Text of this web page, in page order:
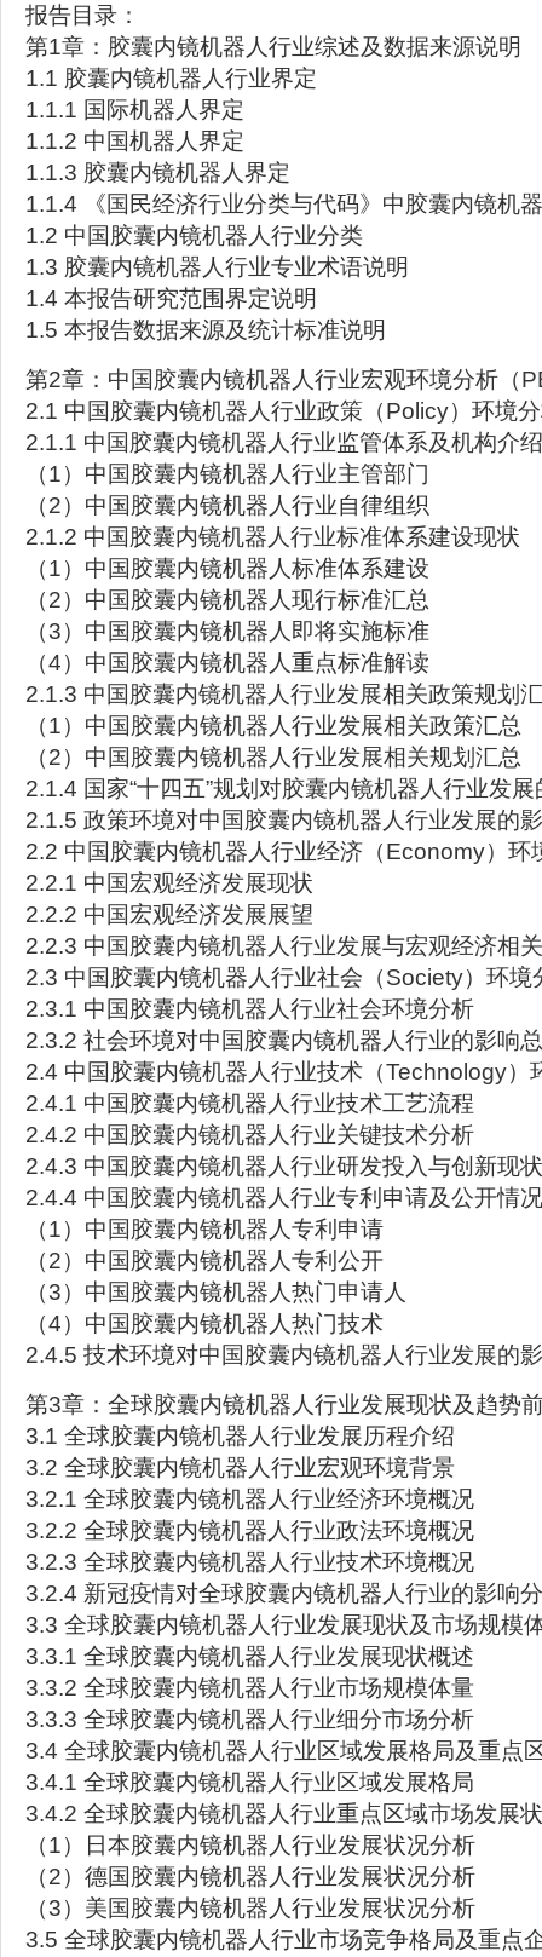
报告目录：
第1章：胶囊内镜机器人行业综述及数据来源说明
1.1 胶囊内镜机器人行业界定
1.1.1 国际机器人界定
1.1.2 中国机器人界定
1.1.3 胶囊内镜机器人界定
1.1.4 《国民经济行业分类与代码》中胶囊内镜机
1.2 中国胶囊内镜机器人行业分类
1.3 胶囊内镜机器人行业专业术语说明
1.4 本报告研究范围界定说明
1.5 本报告数据来源及统计标准说明
第2章：中国胶囊内镜机器人行业宏观环境分析（
2.1 中国胶囊内镜机器人行业政策（Policy）环境
2.1.1 中国胶囊内镜机器人行业监管体系及机构介绍
（1）中国胶囊内镜机器人行业主管部门
（2）中国胶囊内镜机器人行业自律组织
2.1.2 中国胶囊内镜机器人行业标准体系建设现状
（1）中国胶囊内镜机器人标准体系建设
（2）中国胶囊内镜机器人现行标准汇总
（3）中国胶囊内镜机器人即将实施标准
（4）中国胶囊内镜机器人重点标准解读
2.1.3 中国胶囊内镜机器人行业发展相关政策规划
（1）中国胶囊内镜机器人行业发展相关政策汇总
（2）中国胶囊内镜机器人行业发展相关规划汇总
2.1.4 国家“十四五”规划对胶囊内镜机器人行业发
2.1.5 政策环境对中国胶囊内镜机器人行业发展的
2.2 中国胶囊内镜机器人行业经济（Economy）环
2.2.1 中国宏观经济发展现状
2.2.2 中国宏观经济发展展望
2.2.3 中国胶囊内镜机器人行业发展与宏观经济相
2.3 中国胶囊内镜机器人行业社会（Society）环境
2.3.1 中国胶囊内镜机器人行业社会环境分析
2.3.2 社会环境对中国胶囊内镜机器人行业的影响
2.4 中国胶囊内镜机器人行业技术（Technology）
2.4.1 中国胶囊内镜机器人行业技术工艺流程
2.4.2 中国胶囊内镜机器人行业关键技术分析
2.4.3 中国胶囊内镜机器人行业研发投入与创新现状
2.4.4 中国胶囊内镜机器人行业专利申请及公开情况
（1）中国胶囊内镜机器人专利申请
（2）中国胶囊内镜机器人专利公开
（3）中国胶囊内镜机器人热门申请人
（4）中国胶囊内镜机器人热门技术
2.4.5 技术环境对中国胶囊内镜机器人行业发展的
第3章：全球胶囊内镜机器人行业发展现状及趋势
3.1 全球胶囊内镜机器人行业发展历程介绍
3.2 全球胶囊内镜机器人行业宏观环境背景
3.2.1 全球胶囊内镜机器人行业经济环境概况
3.2.2 全球胶囊内镜机器人行业政法环境概况
3.2.3 全球胶囊内镜机器人行业技术环境概况
3.2.4 新冠疫情对全球胶囊内镜机器人行业的影响
3.3 全球胶囊内镜机器人行业发展现状及市场规模
3.3.1 全球胶囊内镜机器人行业发展现状概述
3.3.2 全球胶囊内镜机器人行业市场规模体量
3.3.3 全球胶囊内镜机器人行业细分市场分析
3.4 全球胶囊内镜机器人行业区域发展格局及重点
3.4.1 全球胶囊内镜机器人行业区域发展格局
3.4.2 全球胶囊内镜机器人行业重点区域市场发展
（1）日本胶囊内镜机器人行业发展状况分析
（2）德国胶囊内镜机器人行业发展状况分析
（3）美国胶囊内镜机器人行业发展状况分析
3.5 全球胶囊内镜机器人行业市场竞争格局及重点